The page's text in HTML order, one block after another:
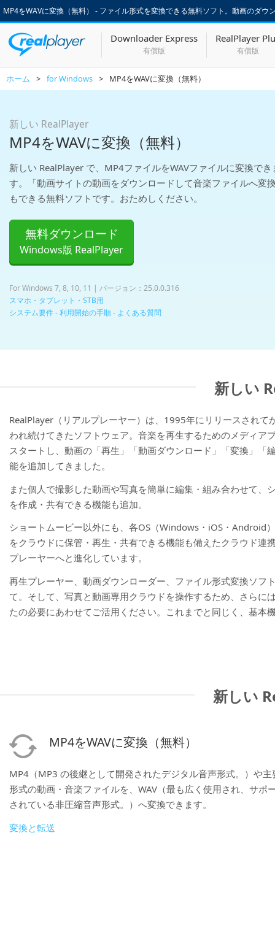
MP4をWAVに変換（無料） - ファイル形式を変換できる無料ソフト。動画のダウ
Downloader Express
有償版
RealPlayer
有償版
ホーム > for Windows > MP4をWAVに変換（無料）
新しい RealPlayer
MP4をWAVに変換（無料）
新しい RealPlayer で、MP4ファイルをWAVファイルに変換でき
す。「動画サイトの動画をダウンロードして音楽ファイルへ変
もできる無料ソフトです。おためしください。
無料ダウンロード
Windows版 RealPlayer
For Windows 7, 8, 10, 11 | バージョン：25.0.0.316
スマホ・タブレット・STB用
システム要件-利用開始の手順- よくある質問
新しい
RealPlayer（リアルプレーヤー）は、1995年にリリースされて
われ続けてきたソフトウェア。音楽を再生するためのメディア
スタートし、動画の「再生」「動画ダウンロード」「変換」「
能を追加してきました。
また個人で撮影した動画や写真を簡単に編集・組み合わせて、
を作成・共有できる機能も追加。
ショートムービー以外にも、各OS（Windows・iOS・Android
をクラウドに保管・再生・共有できる機能も備えたクラウド連
プレーヤーへと進化しています。
再生プレーヤー、動画ダウンローダー、ファイル形式変換ソ
て。そして、写真と動画専用クラウドを操作するため、さら
たの必要にあわせてご活用ください。これまでと同じく、基本
新しい
MP4をWAVに変換（無料）
MP4（MP3 の後継として開発されたデジタル音声形式。）や主
形式の動画・音楽ファイルを、WAV（最も広く使用され、サポ
されている非圧縮音声形式。）へ変換できます。
変換と転送